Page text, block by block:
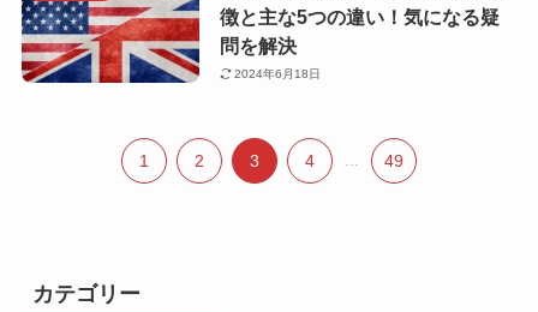
徴と主な5つの違い！気になる疑
問を解決
2024年6月18日
1 2 3 4 ... 49
カテゴリー